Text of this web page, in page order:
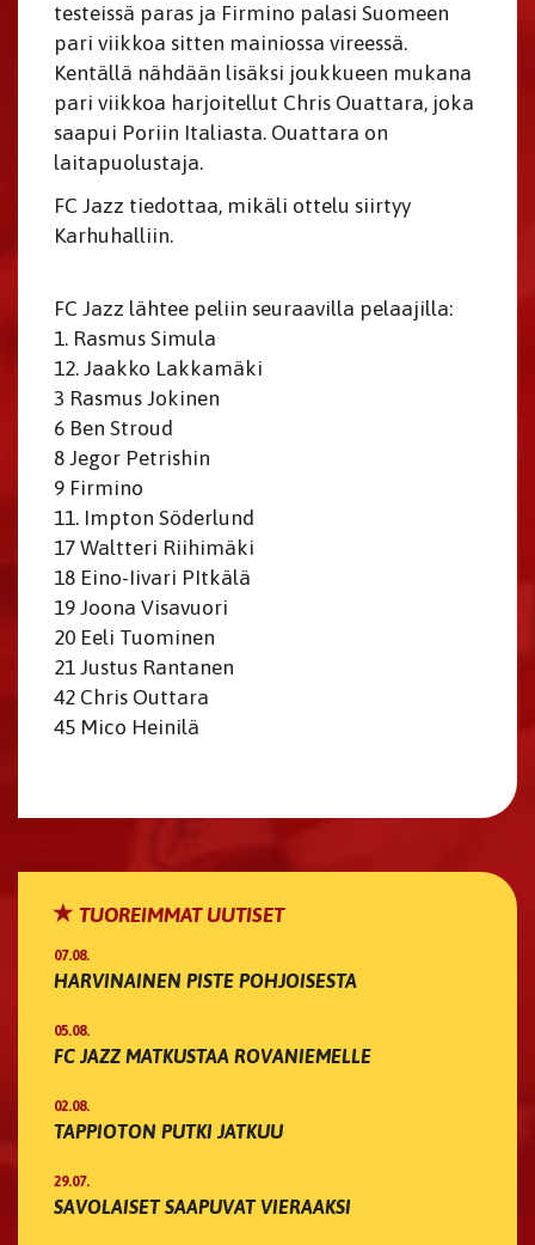
testeissä paras ja Firmino palasi Suomeen
pari viikkoa sitten mainiossa vireessä.
Kentällä nähdään lisäksi joukkueen mukana
pari viikkoa harjoitellut Chris Ouattara, joka
saapui Poriin Italiasta. Ouattara on
laitapuolustaja.
FC Jazz tiedottaa, mikäli ottelu siirtyy
Karhuhalliin.
FC Jazz lähtee peliin seuraavilla pelaajilla:
1. Rasmus Simula
12. Jaakko Lakkamäki
3 Rasmus Jokinen
6 Ben Stroud
8 Jegor Petrishin
9 Firmino
11. Impton Söderlund
17 Waltteri Riihimäki
18 Eino-Iivari PItkälä
19 Joona Visavuori
20 Eeli Tuominen
21 Justus Rantanen
42 Chris Outtara
45 Mico Heinilä
TUOREIMMAT UUTISET
07.08.
HARVINAINEN PISTE POHJOISESTA
05.08.
FC JAZZ MATKUSTAA ROVANIEMELLE
02.08.
TAPPIOTON PUTKI JATKUU
29.07.
SAVOLAISET SAAPUVAT VIERAAKSI